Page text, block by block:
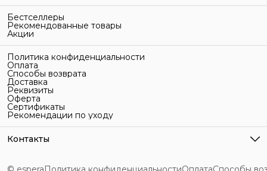
Бестселлеры
Рекомендованные товары
Акции
Политика конфиденциальности
Оплата
Способы возврата
Доставка
Реквизиты
Оферта
Сертификаты
Рекомендации по уходу
Контакты